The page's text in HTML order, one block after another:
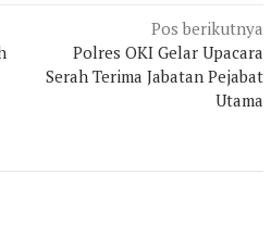
Pos berikutnya
Polres OKI Gelar Upacara
Serah Terima Jabatan Pejabat
Utama